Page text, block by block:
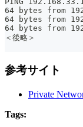
64 bytes from
64 bytes from
64 bytes from
＜後略＞
参考サイト
Private
Tags: